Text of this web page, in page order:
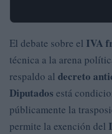
El debate sobre el IVA
técnica a la arena
respaldo al decreto
Diputados está
públicamente la
permite la exención del